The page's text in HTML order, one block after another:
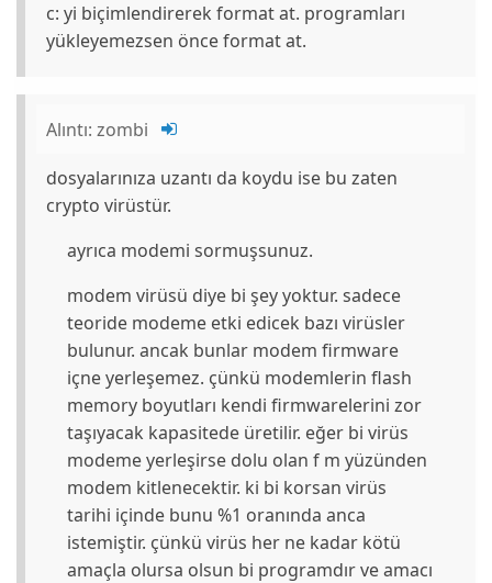
c: yi biçimlendirerek format at. programları
yükleyemezsen önce format at.
Alıntı:zombi
dosyalarınıza uzantı da koydu ise bu zaten
crypto virüstür.
ayrıca modemi sormuşsunuz.
modem virüsü diye bi şey yoktur. sadece
teoride modeme etki edicek bazı virüsler
bulunur. ancak bunlar modem firmware
içne yerleşemez. çünkü modemlerin flash
memory boyutları kendi firmwarelerini zor
taşıyacak kapasitede üretilir. eğer bi virüs
modeme yerleşirse dolu olan f m yüzünden
modem kitlenecektir. ki bi korsan virüs
tarihi içinde bunu %1 oranında anca
istemiştir. çünkü virüs her ne kadar kötü
amaçla olursa olsun bi programdır ve amacı